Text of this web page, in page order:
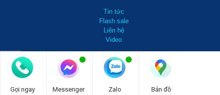
Tin tức
Flash sale
Liên hệ
Video
0981 738 099
Gọi ngay Messenger Zalo Bản đồ